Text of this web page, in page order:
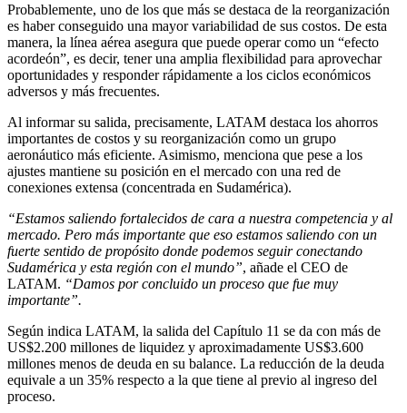
Probablemente, uno de los que más se destaca de la reorganización
es haber conseguido una mayor variabilidad de sus costos. De esta
manera, la línea aérea asegura que puede operar como un “efecto
acordeón”, es decir, tener una amplia flexibilidad para aprovechar
oportunidades y responder rápidamente a los ciclos económicos
adversos y más frecuentes.
Al informar su salida, precisamente, LATAM destaca los ahorros
importantes de costos y su reorganización como un grupo
aeronáutico más eficiente. Asimismo, menciona que pese a los
ajustes mantiene su posición en el mercado con una red de
conexiones extensa (concentrada en Sudamérica).
“Estamos saliendo fortalecidos de cara a nuestra competencia y al
mercado. Pero más importante que eso estamos saliendo con un
fuerte sentido de propósito donde podemos seguir conectando
Sudamérica y esta región con el mundo”, añade el CEO de
LATAM. “Damos por concluido un proceso que fue muy
importante”.
Según indica LATAM, la salida del Capítulo 11 se da con más de
US$2.200 millones de liquidez y aproximadamente US$3.600
millones menos de deuda en su balance. La reducción de la deuda
equivale a un 35% respecto a la que tiene al previo al ingreso del
proceso.